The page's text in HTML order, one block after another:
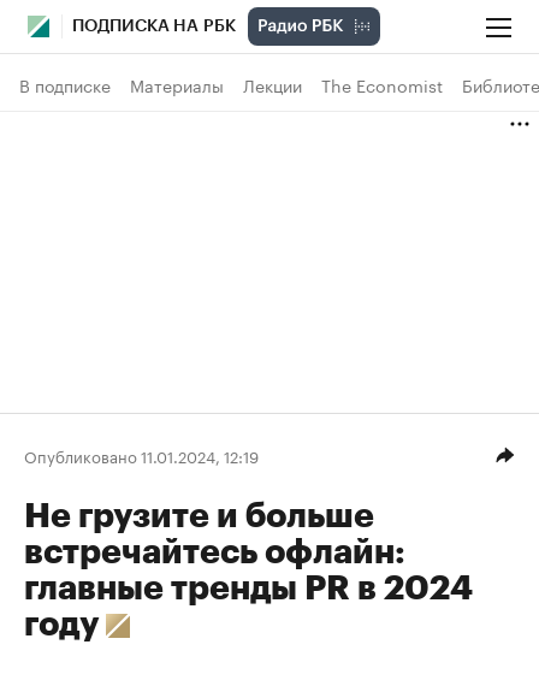
ПОДПИСКА НА РБК
В подписке Материалы Лекции The Economist
Опубликовано 11.01.2024, 12:19
Не грузите и больше
встречайтесь офлайн:
главные тренды PR в 2024
году